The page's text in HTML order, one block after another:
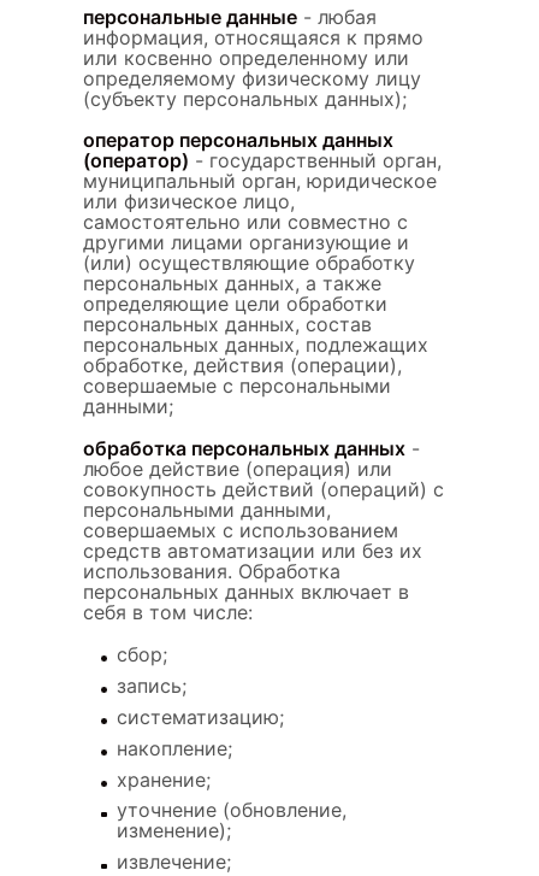
персональные данные - любая
информация, относящаяся к прямо
или косвенно определенному или
определяемому физическому лицу
(субъекту персональных данных);
оператор персональных данных
(оператор) - государственный орган,
муниципальный орган, юридическое
или физическое лицо,
самостоятельно или совместно с
другими лицами организующие и
(или) осуществляющие обработку
персональных данных, а также
определяющие цели обработки
персональных данных, состав
персональных данных, подлежащих
обработке, действия (операции),
совершаемые с персональными
данными;
обработка персональных данных -
любое действие (операция) или
совокупность действий (операций) с
персональными данными,
совершаемых с использованием
средств автоматизации или без их
использования. Обработка
персональных данных включает в
себя в том числе:
сбор;
запись;
систематизацию;
накопление;
хранение;
уточнение (обновление,
изменение);
извлечение;